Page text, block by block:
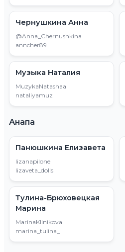
Чернушкина Анна
@Anna_Chernushkina
anncher89
Музыка Наталия
MuzykaNatashaa
nataliyamuz
Анапа
Панюшкина Елизавета
lizanapilone
lizaveta_dolls
Тулина-Брюховецкая
Марина
MarinaKlinikova
marina_tulina_